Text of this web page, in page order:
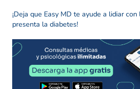
¡Deja que Easy MD te ayude a lidiar
presenta la diabetes!